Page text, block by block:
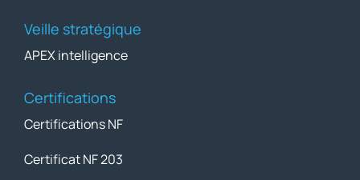
Veille stratégique
APEX intelligence
Certifications
Certifications NF
Certificat NF 203